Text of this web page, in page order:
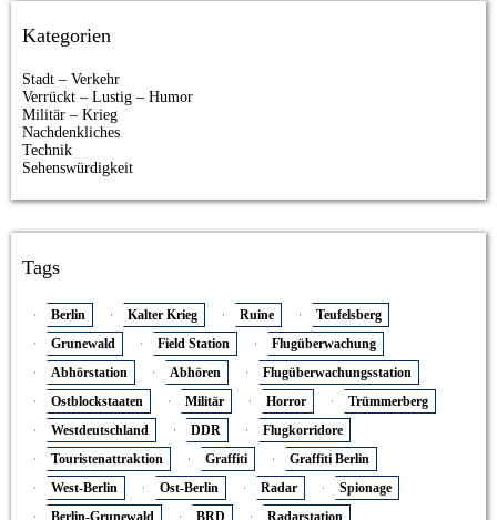
Kategorien
Stadt – Verkehr
Verrückt – Lustig – Humor
Militär – Krieg
Nachdenkliches
Technik
Sehenswürdigkeit
Tags
Berlin Kalter Krieg Ruine
Teufelsberg
Grunewald
Field Station
Flugüberwachung
Abhörstation
Abhören
Flugüberwachungsstation
Ostblockstaaten
Militär Horror
Trümmerberg
Westdeutschland
DDR
Flugkorridore
Touristenattraktion
Graffiti
Graffiti Berlin
West-Berlin
Ost-Berlin Radar
Spionage
Berlin-Grunewald
BRD
Radarstation